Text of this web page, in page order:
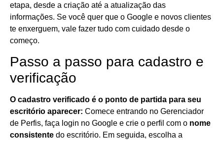
etapa, desde a criação até a atualização das
informações. Se você quer que o Google e novos clientes
te enxerguem, vale fazer tudo com cuidado desde o
começo.
Passo a passo para cadastro e
verificação
O cadastro verificado é o ponto de partida para seu
escritório aparecer: Comece entrando no Gerenciador
de Perfis, faça login no Google e crie o perfil com o nome
consistente do escritório. Em seguida, escolha a